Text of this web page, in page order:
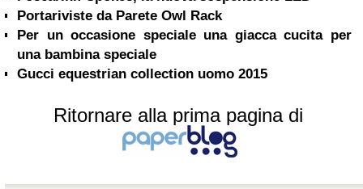
Portariviste da Parete Owl Rack
Per un occasione speciale una giacca cucita per
una bambina speciale
Gucci equestrian collection uomo 2015
Ritornare alla prima pagina di